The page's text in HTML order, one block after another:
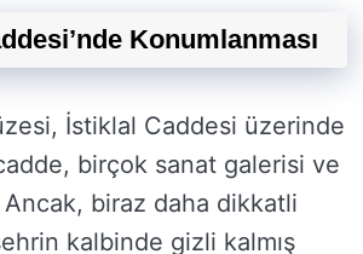
Konumlanması
İstiklal Caddesi üzerinde
birçok sanat galerisi ve
biraz daha dikkatli
kalbinde gizli kalmış